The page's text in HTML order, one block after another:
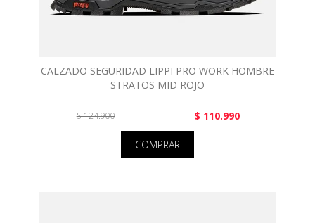
CALZADO SEGURIDAD LIPPI PRO WORK HOMBRE
STRATOS MID ROJO
$ 124.900 $ 110.990
COMPRAR